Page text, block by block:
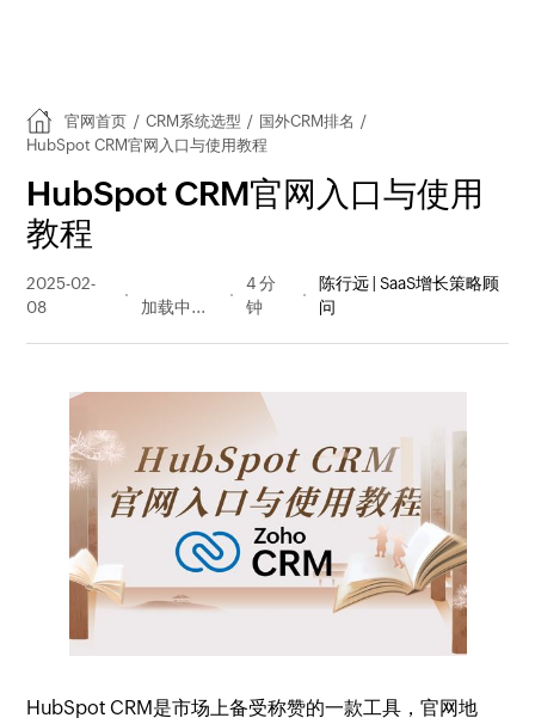
官网首页 / CRM系统选型 / 国外CRM排名 /
HubSpot CRM官网入口与使用教程
HubSpot CRM官网入口与使用
教程
2025-02-
08
量
4 分
钟
陈行远 | SaaS增长策略顾
问
HubSpot CRM是市场上备受称赞的一款工具，官网地